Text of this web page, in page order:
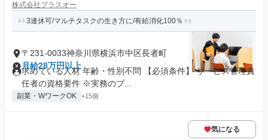
株式会社プラスオー
3連休可/マルチタスクの生き方に/有給消化100％
〒231-0033神奈川県横浜市中区長者町
月給28万円以上
求めている人材 年齢・性別不問 【必須条件】 サービス管理責
任者の資格要件 ※実務のブ...
副業・WワークOK +15個
気になる